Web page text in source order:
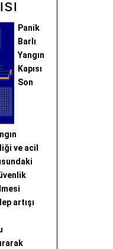
Panik
Barlı
Yangın
Kapısı
Son
ve acil
artışı